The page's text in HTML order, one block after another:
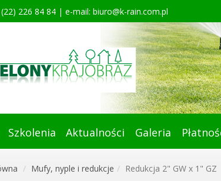
226 84 84 | e-mail: biuro@k-rain.com.pl
Szkolenia Aktualności Galeria
Mufy, nyple i redukcje Redukcja 2" GW x 1" GZ